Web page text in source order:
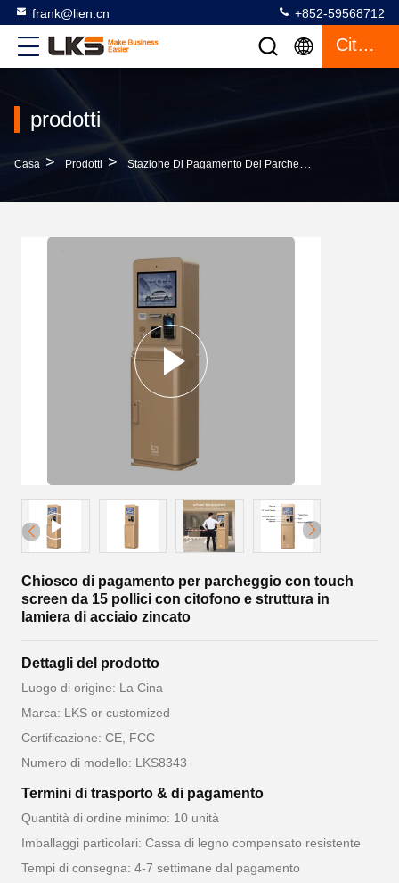
frank@lien.cn +852-59568712
Citazione
prodotti
Casa > Prodotti > Stazione Di Pagamento Del Parcheggio
Chiosco di pagamento per parcheggio con touch
screen da 15 pollici con citofono e struttura in
lamiera di acciaio zincato
Dettagli del prodotto
Luogo di origine: La Cina
Marca: LKS or customized
Certificazione: CE, FCC
Numero di modello: LKS8343
Termini di trasporto & di pagamento
Quantità di ordine minimo: 10 unità
Imballaggi particolari: Cassa di legno compensato resistente
Tempi di consegna: 4-7 settimane dal pagamento